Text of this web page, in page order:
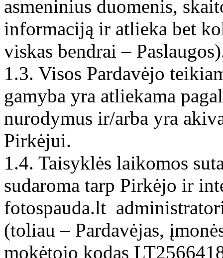
asmeninius duomenis,
informaciją ir atlieka bet
viskas bendrai –
1.3. Visos Pardavėjo
gamyba yra atliekama
nurodymus ir/arba yra
Pirkėjui.
1.4. Taisyklės laikomos
sudaroma tarp Pirkėjo ir
fotospauda.lt
(toliau – Pardavėjas,
mokėtojo kodas